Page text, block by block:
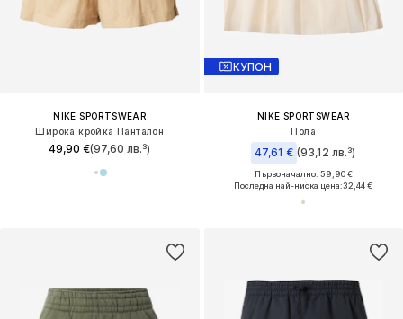
NIKE SPORTSWEAR
Широка кройка Панталон
49,90 €(97,60 лв.³)
КУПОН
NIKE SPORTSWEAR
Пола
47,61 € (93,12 лв.³)
Първоначално: 59,90 €
Последна най-ниска цена:32,44 €